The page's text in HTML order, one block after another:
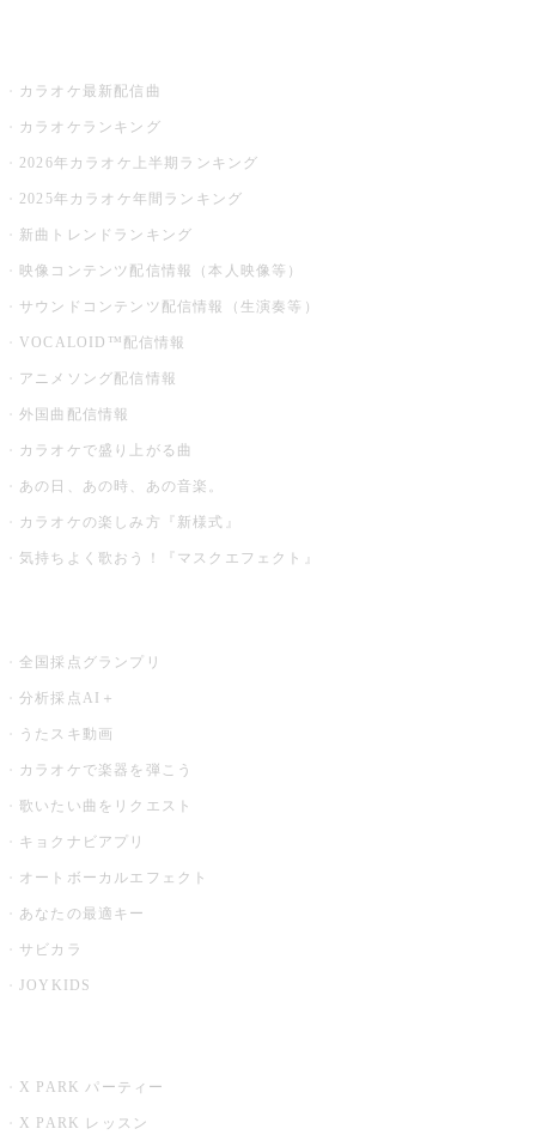
カラオケ最新配信曲
カラオケランキング
2026年カラオケ上半期ランキング
2025年カラオケ年間ランキング
新曲トレンドランキング
映像コンテンツ配信情報（本人映像等）
サウンドコンテンツ配信情報（生演奏等）
VOCALOID™配信情報
アニメソング配信情報
外国曲配信情報
カラオケで盛り上がる曲
あの日、あの時、あの音楽。
カラオケの楽しみ方『新様式』
気持ちよく歌おう！『マスクエフェクト』
全国採点グランプリ
分析採点AI＋
うたスキ動画
カラオケで楽器を弾こう
歌いたい曲をリクエスト
キョクナビアプリ
オートボーカルエフェクト
あなたの最適キー
サビカラ
JOYKIDS
X PARK パーティー
X PARK レッスン